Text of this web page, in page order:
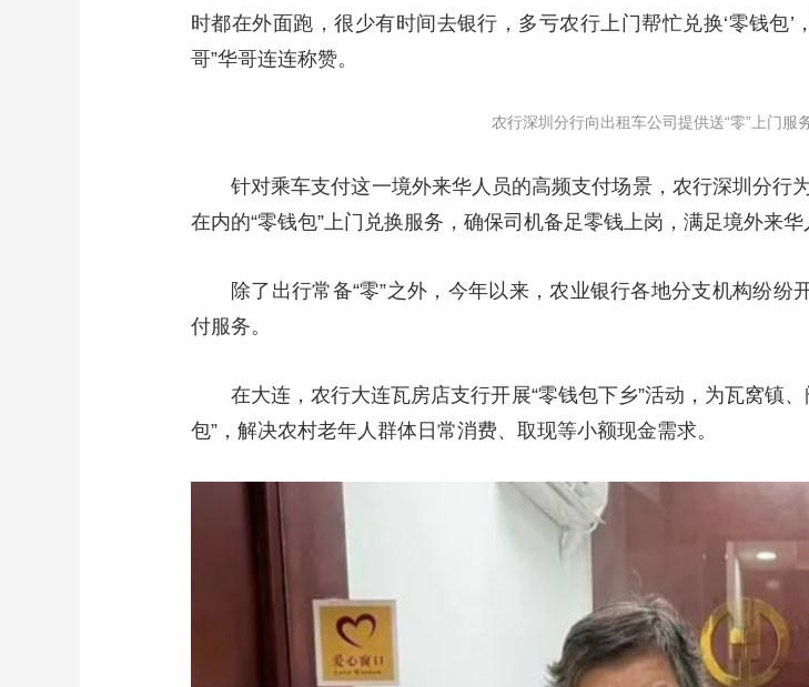
时都在外面跑，很少有时间去银行，多亏农行上门帮忙兑换‘零钱包
哥”华哥连连称赞。
农行深圳分行向出租车公司提供送“零”上门服
针对乘车支付这一境外来华人员的高频支付场景，农行深圳分行
在内的“零钱包”上门兑换服务，确保司机备足零钱上岗，满足境外来华
除了出行常备“零”之外，今年以来，农业银行各地分支机构纷
付服务。
在大连，农行大连瓦房店支行开展“零钱包下乡”活动，为瓦窝镇
包”，解决农村老年人群体日常消费、取现等小额现金需求。